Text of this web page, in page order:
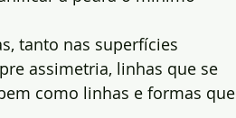
tanto nas superfícies
assimetria, linhas que se
como linhas e formas que